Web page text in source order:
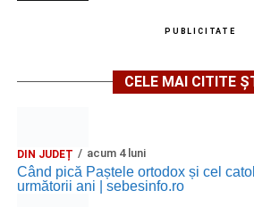
PUBLICITATE
CELE MAI CITITE
DIN JUDEȚ acum 4 luni
Când pică Paștele ortodox și cel
următorii ani | sebesinfo.ro